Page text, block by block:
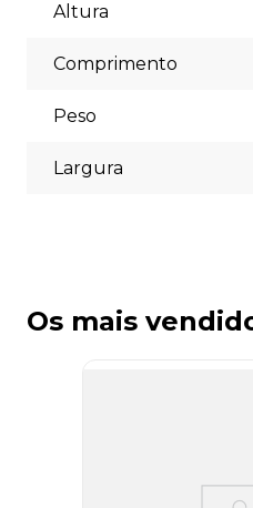
(5% off) cartões de crédito,
escolher a opção que melhor
Altura
Comprimento
Peso
Largura
Os mais